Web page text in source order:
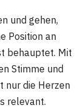
und gehen,
Position an
behauptet. Mit
Stimme und
nur die Herzen
relevant.